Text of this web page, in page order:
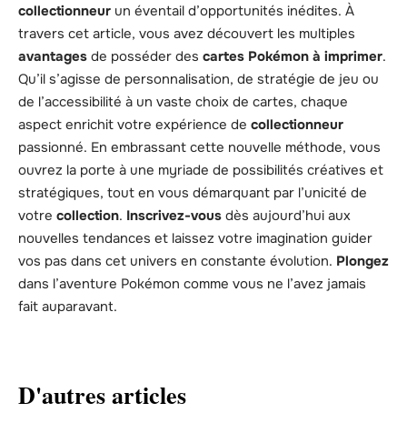
collectionneur un éventail d’opportunités inédites. À
travers cet article, vous avez découvert les multiples
avantages de posséder des cartes Pokémon à imprimer.
Qu’il s’agisse de personnalisation, de stratégie de jeu ou
de l’accessibilité à un vaste choix de cartes, chaque
aspect enrichit votre expérience de collectionneur
passionné. En embrassant cette nouvelle méthode, vous
ouvrez la porte à une myriade de possibilités créatives et
stratégiques, tout en vous démarquant par l’unicité de
votre collection. Inscrivez-vous dès aujourd’hui aux
nouvelles tendances et laissez votre imagination guider
vos pas dans cet univers en constante évolution. Plongez
dans l’aventure Pokémon comme vous ne l’avez jamais
fait auparavant.
D'autres articles